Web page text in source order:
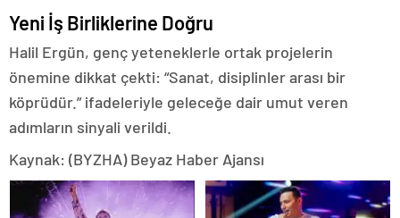
Yeni İş Birliklerine Doğru
Halil Ergün, genç yeteneklerle ortak projelerin
önemine dikkat çekti: “Sanat, disiplinler arası bir
köprüdür.” ifadeleriyle geleceğe dair umut veren
adımların sinyali verildi.
Kaynak: (BYZHA) Beyaz Haber Ajansı